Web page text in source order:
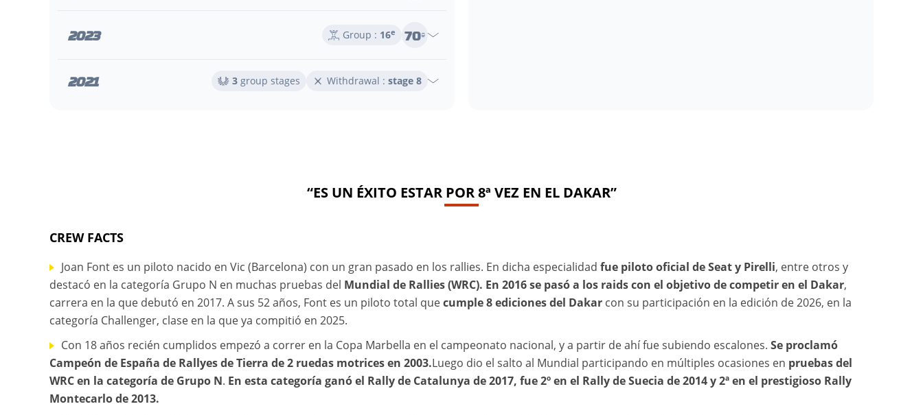
2023 Group : 16e 70e
2021 3 group stages Withdrawal : stage 8
“ES UN ÉXITO ESTAR POR 8ª VEZ EN EL DAKAR”
CREW FACTS
Joan Font es un piloto nacido en Vic (Barcelona) con un gran pasado en los rallies. En dicha especialidad fue piloto oficial de Seat y Pirelli, entre otros y
destacó en la categoría Grupo N en muchas pruebas del Mundial de Rallies (WRC). En 2016 se pasó a los raids con el objetivo de competir en el Dakar,
carrera en la que debutó en 2017. A sus 52 años, Font es un piloto total quecumple 8 ediciones del Dakar con su participación en la edición de 2026, en la
categoría Challenger, clase en la que ya compitió en 2025.
Con 18 años recién cumplidos empezó a correr en la Copa Marbella en el campeonato nacional, y a partir de ahí fue subiendo escalones. Se proclamó
Campeón de España de Rallyes de Tierra de 2 ruedas motrices en 2003.Luego dio el salto al Mundial participando en múltiples ocasiones en pruebas del
WRC en la categoría de Grupo N. En esta categoría ganó el Rally de Catalunya de 2017, fue 2º en el Rally de Suecia de 2014 y 2ª en el prestigioso Rally
Montecarlo de 2013.